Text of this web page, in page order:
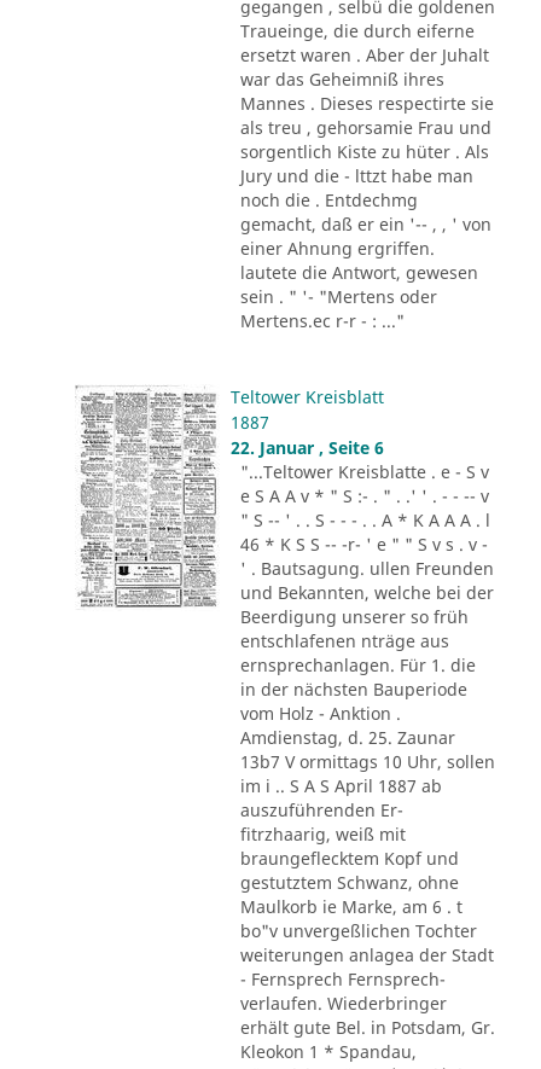
gegangen , selbü die goldenen
Traueinge, die durch eiferne
ersetzt waren . Aber der Juhalt
war das Geheimniß ihres
Mannes . Dieses respectirte sie
als treu , gehorsamie Frau und
sorgentlich Kiste zu hüter . Als
Jury und die - lttzt habe man
noch die . Entdechmg
gemacht, daß er ein '-- , , ' von
einer Ahnung ergriffen.
lautete die Antwort, gewesen
sein . " '- "Mertens oder
Mertens.ec r-r - : ..."
Teltower Kreisblatt
1887
22. Januar , Seite 6
"...Teltower Kreisblatte . e - S v
e S A A v * " S :- . " . .' ' . - - -- v
" S -- ' . . S - - - . . A * K A A A . l
46 * K S S -- -r- ' e " " S v s . v -
' . Bautsagung. ullen Freunden
und Bekannten, welche bei der
Beerdigung unserer so früh
entschlafenen nträge aus
ernsprechanlagen. Für 1. die
in der nächsten Bauperiode
vom Holz - Anktion .
Amdienstag, d. 25. Zaunar
13b7 V ormittags 10 Uhr, sollen
im i .. S A S April 1887 ab
auszuführenden Er-
fitrzhaarig, weiß mit
braungeflecktem Kopf und
gestutztem Schwanz, ohne
Maulkorb ie Marke, am 6 . t
bo"v unvergeßlichen Tochter
weiterungen anlagea der Stadt
- Fernsprech Fernsprech-
verlaufen. Wiederbringer
erhält gute Bel. in Potsdam, Gr.
Kleokon 1 * Spandau,